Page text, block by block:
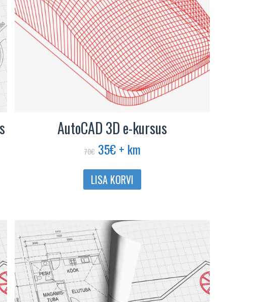
AutoCAD 3D e-kursus
70€ Algne
oli:
70€.
35€Praegune
on:
35€.
+ km
LISA KORVI